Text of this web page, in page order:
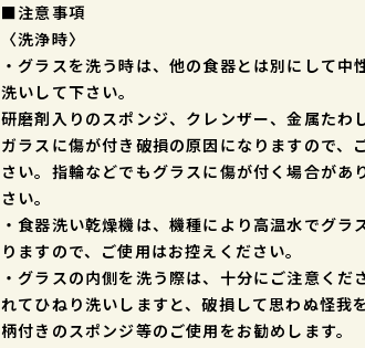
■注意事項
〈洗浄時〉
・グラスを洗う時は、他の食器とは別にして中
洗いして下さい。
研磨剤入りのスポンジ、クレンザー、金属たわ
ガラスに傷が付き破損の原因になりますので、
さい。指輪などでもグラスに傷が付く場合があ
さい。
・食器洗い乾燥機は、機種により高温水でグラ
りますので、ご使用はお控えください。
・グラスの内側を洗う際は、十分にご注意くだ
れてひねり洗いしますと、破損して思わぬ怪我
柄付きのスポンジ等のご使用をお勧めします。